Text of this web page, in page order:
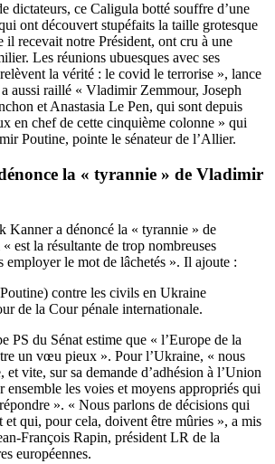
dictateurs, ce Caligula botté souffre d’une
ont découvert stupéfaits la taille grotesque
il recevait notre Président, ont cru à une
Les réunions ubuesques avec ses
la vérité : le covid le terrorise », lance
aussi raillé « Vladimir Zemmour, Joseph
et Anastasia Le Pen, qui sont depuis
en chef de cette cinquième colonne » qui
Poutine, pointe le sénateur de l’Allier.
la « tyrannie » de Vladimir
Kanner a dénoncé la « tyrannie » de
est la résultante de trop nombreuses
employer le mot de lâchetés ». Il ajoute :
contre les civils en Ukraine
de la Cour pénale internationale.
PS du Sénat estime que « l’Europe de la
un vœu pieux ». Pour l’Ukraine, « nous
et vite, sur sa demande d’adhésion à l’Union
ensemble les voies et moyens appropriés qui
». « Nous parlons de décisions qui
et qui, pour cela, doivent être mûries », a mis
François Rapin, président LR de la
européennes.